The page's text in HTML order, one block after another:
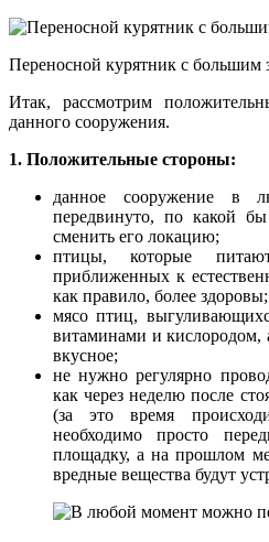
Переносной курятник с большим
Итак, рассмотрим
данного сооружения.
1. Положительные стороны:
данное сооружение в
передвинуто, по какой
сменить его локацию;
птицы, которые
приближенных к
как правило, более здоровы;
мясо птиц,
витаминами и кислородом,
вкусное;
не нужно регулярно
как через неделю после
(за это время
необходимо просто
площадку, а на прошлом
вредные вещества будут